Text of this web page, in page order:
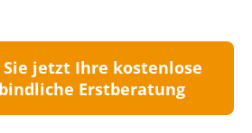
jetzt Ihre kostenlose
Erstberatung